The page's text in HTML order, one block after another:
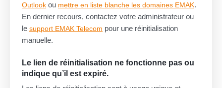
Outlook ou mettre en liste blanche les domaines EMAK.
En dernier recours, contactez votre administrateur ou
le support EMAK Telecom pour une réinitialisation
manuelle.
Le lien de réinitialisation ne fonctionne pas ou
indique qu’il est expiré.